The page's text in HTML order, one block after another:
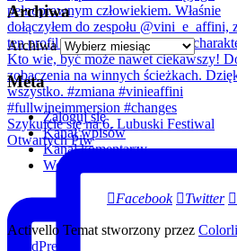
Szykujcie się na 6. Lubuski Festiwal
Otwartych Piw
Archiwa
Archiwa
Meta
Zaloguj się
Kanał wpisów
Kanał komentarzy
WordPress.org
Facebook Twitter
Activello Temat stworzony przez
WordPress